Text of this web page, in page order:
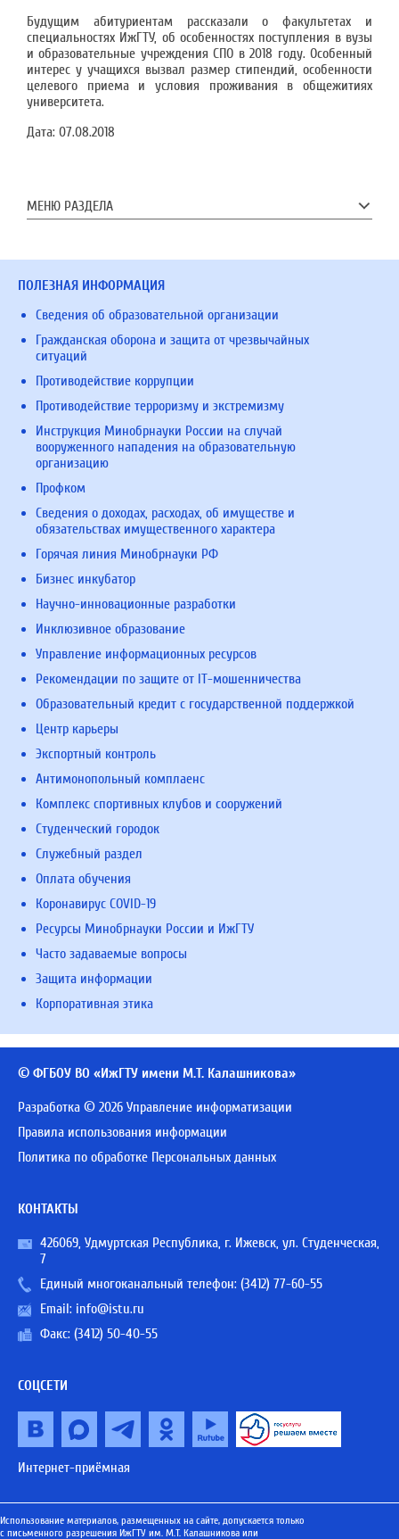
Будущим абитуриентам рассказали о факультетах и
специальностях ИжГТУ, об особенностях поступления в вузы
и образовательные учреждения СПО в 2018 году. Особенный
интерес у учащихся вызвал размер стипендий, особенности
целевого приема и условия проживания в общежитиях
университета.
Дата: 07.08.2018
МЕНЮ РАЗДЕЛА
ПОЛЕЗНАЯ ИНФОРМАЦИЯ
Сведения об образовательной организации
Гражданская оборона и защита от чрезвычайных
ситуаций
Противодействие коррупции
Противодействие терроризму и экстремизму
Инструкция Минобрнауки России на случай
вооруженного нападения на образовательную
организацию
Профком
Сведения о доходах, расходах, об имуществе и
обязательствах имущественного характера
Горячая линия Минобрнауки РФ
Бизнес инкубатор
Научно-инновационные разработки
Инклюзивное образование
Управление информационных ресурсов
Рекомендации по защите от IT-мошенничества
Образовательный кредит с государственной поддержкой
Центр карьеры
Экспортный контроль
Антимонопольный комплаенс
Комплекс спортивных клубов и сооружений
Студенческий городок
Служебный раздел
Оплата обучения
Коронавирус COVID-19
Ресурсы Минобрнауки России и ИжГТУ
Часто задаваемые вопросы
Защита информации
Корпоративная этика
© ФГБОУ ВО «ИжГТУ имени М.Т. Калашникова»
Разработка © 2026 Управление информатизации
Правила использования информации
Политика по обработке Персональных данных
КОНТАКТЫ
426069, Удмуртская Республика, г. Ижевск, ул. Студенческая,
7
Единый многоканальный телефон: (3412) 77-60-55
Email: info@istu.ru
Факс: (3412) 50-40-55
СОЦСЕТИ
Интернет-приёмная
Использование материалов, размещенных на сайте, допускается только
с письменного разрешения ИжГТУ им. М.Т. Калашникова или